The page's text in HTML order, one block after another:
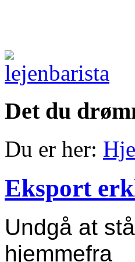
Det du
Du er her:
Eksport
Undgå at
hjemmefra